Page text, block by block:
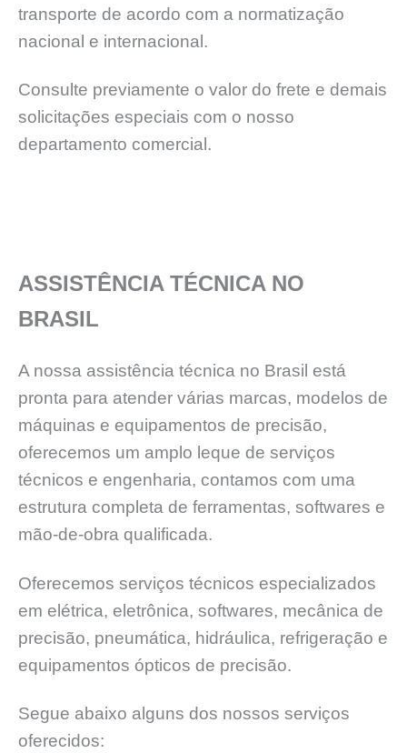
transporte de acordo com a normatização
nacional e internacional.
Consulte previamente o valor do frete e demais
solicitações especiais com o nosso
departamento comercial.
ASSISTÊNCIA TÉCNICA NO
BRASIL
A nossa assistência técnica no Brasil está
pronta para atender várias marcas, modelos de
máquinas e equipamentos de precisão,
oferecemos um amplo leque de serviços
técnicos e engenharia, contamos com uma
estrutura completa de ferramentas, softwares e
mão-de-obra qualificada.
Oferecemos serviços técnicos especializados
em elétrica, eletrônica, softwares, mecânica de
precisão, pneumática, hidráulica, refrigeração e
equipamentos ópticos de precisão.
Segue abaixo alguns dos nossos serviços
oferecidos: